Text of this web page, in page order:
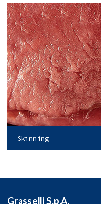
Skinning
Grasselli S.p.A.